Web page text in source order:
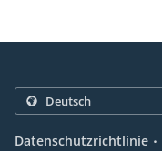
Datenschutzrichtlinie .